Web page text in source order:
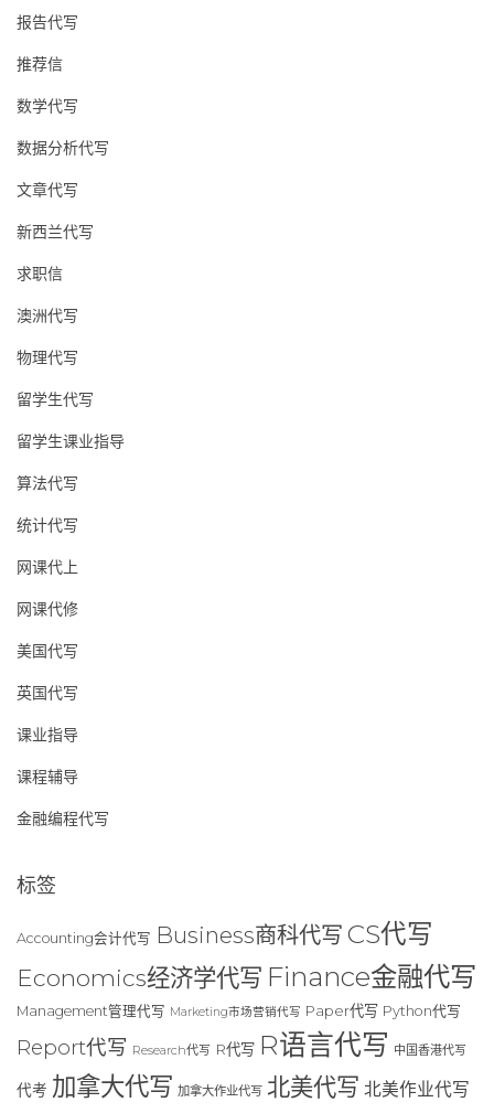
报告代写
推荐信
数学代写
数据分析代写
文章代写
新西兰代写
求职信
澳洲代写
物理代写
留学生代写
留学生课业指导
算法代写
统计代写
网课代上
网课代修
美国代写
英国代写
课业指导
课程辅导
金融编程代写
标签
Accounting会计代写 Business商科代写 CS代写
Economics经济学代写 Finance金融代写
Management管理代写 Marketing市场营销代写 Paper代写 Python代写
Report代写 Research代写 R代写 R语言代写 中国香港代写
代考 加拿大代写 加拿大作业代写 北美代写 北美作业代写